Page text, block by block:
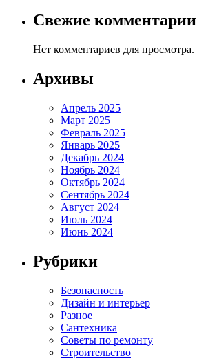
Свежие комментарии
Нет комментариев для просмотра.
Архивы
Апрель 2025
Март 2025
Февраль 2025
Январь 2025
Декабрь 2024
Ноябрь 2024
Октябрь 2024
Сентябрь 2024
Август 2024
Июль 2024
Июнь 2024
Рубрики
Безопасность
Дизайн и интерьер
Разное
Сантехника
Советы по ремонту
Строительство